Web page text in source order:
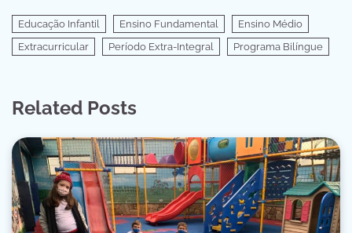
Educação Infantil Ensino Fundamental
Ensino Médio
Extracurricular
Período Extra-Integral Programa Bilíngue
Related Posts